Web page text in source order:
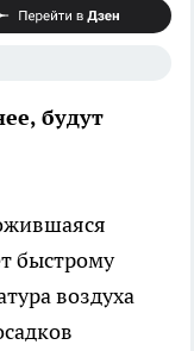
будут
быстрому
воздуха